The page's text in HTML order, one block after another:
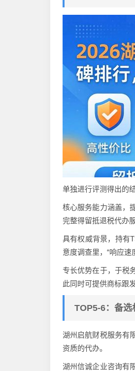
单独进行评测得出的
核心服务能力涵盖，
完整得留抵退税代办
具有权威背景，持有
意度调查里，“响应速
专长优势在于，于税
此同时可提供商标跟
TOP5-6：备选
湖州启航财税服务有
资质的代办。
湖州信诚企业咨询有